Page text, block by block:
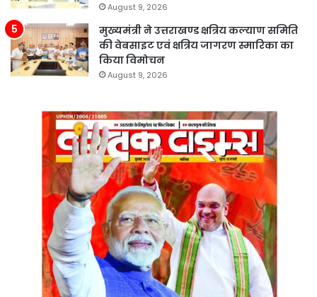
August 9, 2026
मुख्यमंत्री ने उत्तराखण्ड क्षत्रिय कल्याण समिति
की वेबसाइट एवं क्षत्रिय जागरण स्मारिका का
किया विमोचन
August 9, 2026